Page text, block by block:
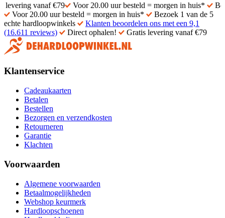
vanaf €79 Voor 20.00 uur besteld = morgen in huis*
Bezoek 1
Voor 20.00 uur besteld = morgen in huis*
Bezoek 1 van de 5
echte hardloopwinkels
Klanten beoordelen ons met een 9,1
(16.611 reviews)
Direct ophalen! Gratis levering vanaf €79
Klantenservice
Cadeaukaarten
Betalen
Bestellen
Bezorgen en verzendkosten
Retourneren
Garantie
Klachten
Voorwaarden
Algemene voorwaarden
Betaalmogelijkheden
Webshop keurmerk
Hardloopschoenen